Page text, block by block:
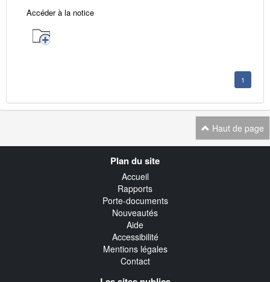
Accéder à la notice
1
Haut de page
Plan du site
Accueil
Rapports
Porte-documents
Nouveautés
Aide
Accessibilité
Mentions légales
Contact